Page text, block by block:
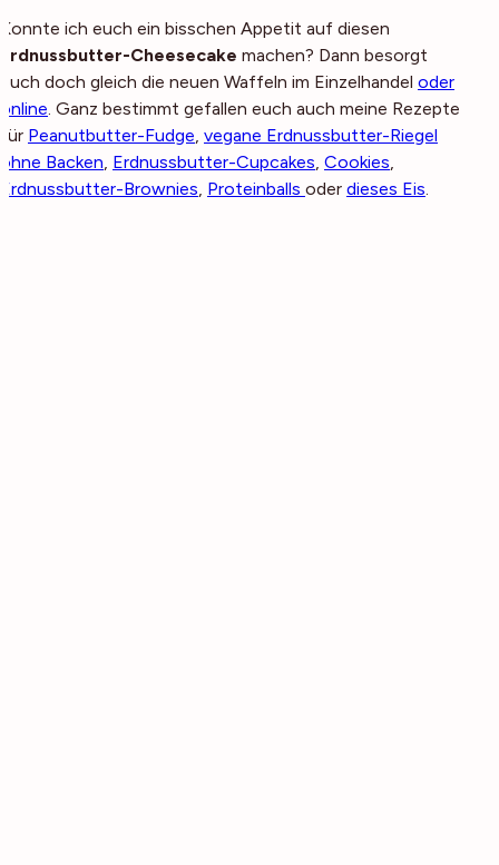
Konnte ich euch ein bisschen Appetit auf diesen
Erdnussbutter-Cheesecake machen? Dann besorgt
euch doch gleich die neuen Waffeln im Einzelhandel oder
online . Ganz bestimmt gefallen euch auch meine Rezepte
für Peanutbutter-Fudge vegane Erdnussbutter-Riegel
ohne Backen Erdnussbutter-Cupcakes Cookies
Erdnussbutter-Brownies Proteinballs oder dieses Eis